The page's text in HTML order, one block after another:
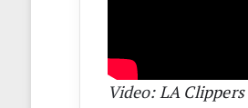
Video:LA Clippers